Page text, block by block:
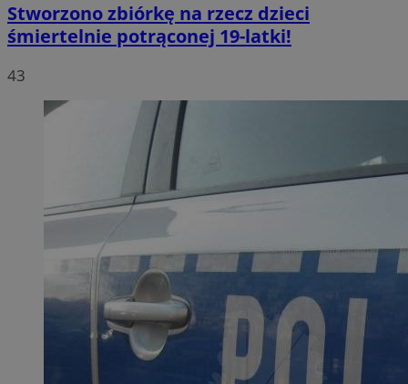
Stworzono zbiórkę na rzecz dzieci
śmiertelnie potrąconej 19-latki!
43